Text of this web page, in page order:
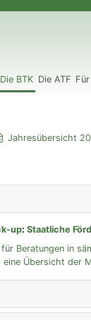
Die BTK Die ATF
Jahresübersicht
up:Staatliche
Beratungen in
Übersicht der